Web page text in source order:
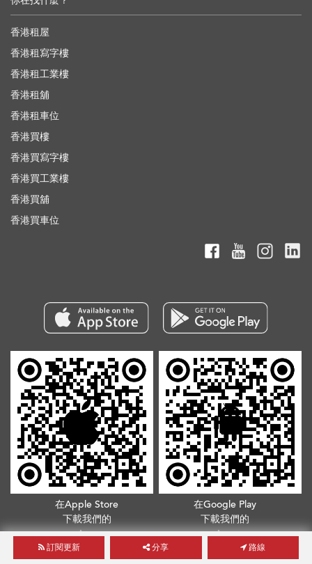
訂閱更新 分享 路線
香港租屋
香港租寫字樓
香港租工業樓
香港租舖
香港租車位
香港買樓
香港買寫字樓
香港買工業樓
香港買舖
香港買車位
在Apple Store
下載我們的
App
在Google Play
下載我們的
App
版權所有©2026. 不得轉載服務條款. 隱私政策